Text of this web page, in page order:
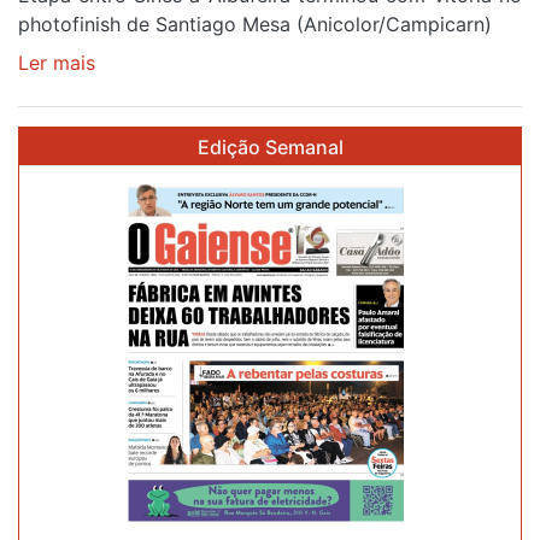
photofinish de Santiago Mesa (Anicolor/Campicarn)
Ler mais
continua
Camisola
Amarela
segunda
etapa
Volta
Edição Semanal